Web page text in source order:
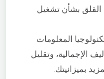
القلق بشأن تشغيل
المعلومات
الإجمالية، وتقليل
بميزانيتك.